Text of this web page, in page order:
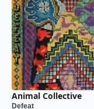
Animal Collective
Defeat